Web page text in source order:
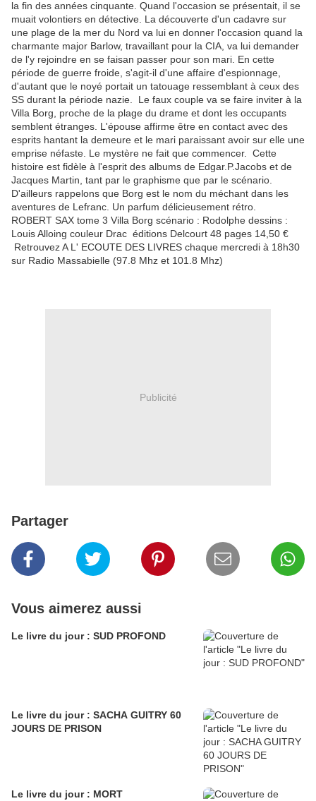
la fin des années cinquante. Quand l'occasion se présentait, il se
muait volontiers en détective. La découverte d'un cadavre sur
une plage de la mer du Nord va lui en donner l'occasion quand la
charmante major Barlow, travaillant pour la CIA, va lui demander
de l'y rejoindre en se faisan passer pour son mari. En cette
période de guerre froide, s'agit-il d'une affaire d'espionnage,
d'autant que le noyé portait un tatouage ressemblant à ceux des
SS durant la période nazie. Le faux couple va se faire inviter à la
Villa Borg, proche de la plage du drame et dont les occupants
semblent étranges. L'épouse affirme être en contact avec des
esprits hantant la demeure et le mari paraissant avoir sur elle une
emprise néfaste. Le mystère ne fait que commencer. Cette
histoire est fidèle à l'esprit des albums de Edgar.P.Jacobs et de
Jacques Martin, tant par le graphisme que par le scénario.
D'ailleurs rappelons que Borg est le nom du méchant dans les
aventures de Lefranc. Un parfum délicieusement rétro.
ROBERT SAX tome 3 Villa Borg scénario : Rodolphe dessins :
Louis Alloing couleur Drac éditions Delcourt 48 pages 14,50 €
Retrouvez A L' ECOUTE DES LIVRES chaque mercredi à 18h30
sur Radio Massabielle (97.8 Mhz et 101.8 Mhz)
Publicité
Partager
Vous aimerez aussi
Le livre du jour : SUD PROFOND
Le livre du jour : SACHA GUITRY 60
JOURS DE PRISON
Le livre du jour : MORT